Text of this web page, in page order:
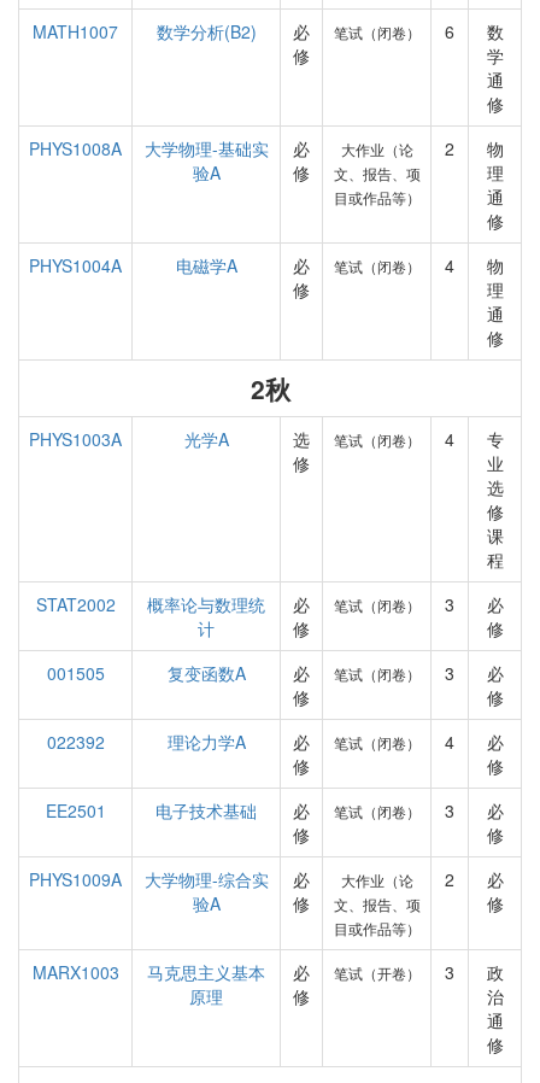
MATH1007
数学分析(B2)
必
修
笔试（闭卷） 6
数
学
通
修
PHYS1008A
大学物理-基础实
验A
必
修
大作业（论
文、报告、项
目或作品等）
2
物
理
通
修
PHYS1004A
电磁学A
必
修
笔试（闭卷） 4
物
理
通
修
2秋
PHYS1003A 光学A
选
修
笔试（闭卷） 4
专
业
选
修
课
程
STAT2002
概率论与数理统
计
必
修
笔试（闭卷） 3
必
修
001505
复变函数A
必
修
笔试（闭卷） 3
必
修
022392
理论力学A
必
修
笔试（闭卷） 4
必
修
EE2501
电子技术基础
必
修
笔试（闭卷） 3
必
修
PHYS1009A
大学物理-综合实
验A
必
修
大作业（论
文、报告、项
目或作品等）
2
必
修
MARX1003
马克思主义基本
原理
必
修
笔试（开卷） 3
政
治
通
修